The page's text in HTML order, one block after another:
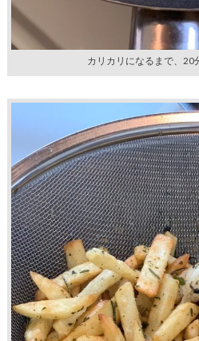
カリカリになるまで、20